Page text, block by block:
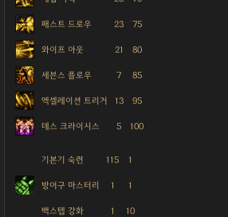
패스트 드로우 23 75
와이프 아웃 21 80
세븐스 플로우 7 85
엑셀레이션 트리거 13 95
데스 크라이시스 5 100
기본기 숙련 115 1
방어구 마스터리 1 1
백스텝 강화 1 10